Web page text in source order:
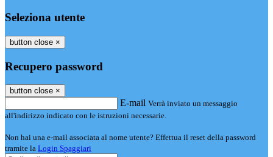
Seleziona utente
button close ×
Recupero password
button close ×
E-mail Verrà inviato un messaggio
all'indirizzo indicato con le istruzioni necessarie.
Non hai una e-mail associata al nome utente? Effettua il reset della password
tramite la Login Spaggiari